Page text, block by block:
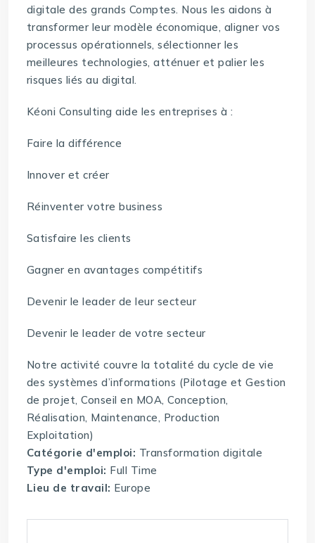
digitale des grands Comptes. Nous les aidons à
transformer leur modèle économique, aligner vos
processus opérationnels, sélectionner les
meilleures technologies, atténuer et palier les
risques liés au digital.
Kéoni Consulting aide les entreprises à :
Faire la différence
Innover et créer
Réinventer votre business
Satisfaire les clients
Gagner en avantages compétitifs
Devenir le leader de leur secteur
Devenir le leader de votre secteur
Notre activité couvre la totalité du cycle de vie
des systèmes d’informations (Pilotage et Gestion
de projet, Conseil en MOA, Conception,
Réalisation, Maintenance, Production
Exploitation)
Catégorie d'emploi: Transformation digitale
Type d'emploi: Full Time
Lieu de travail: Europe